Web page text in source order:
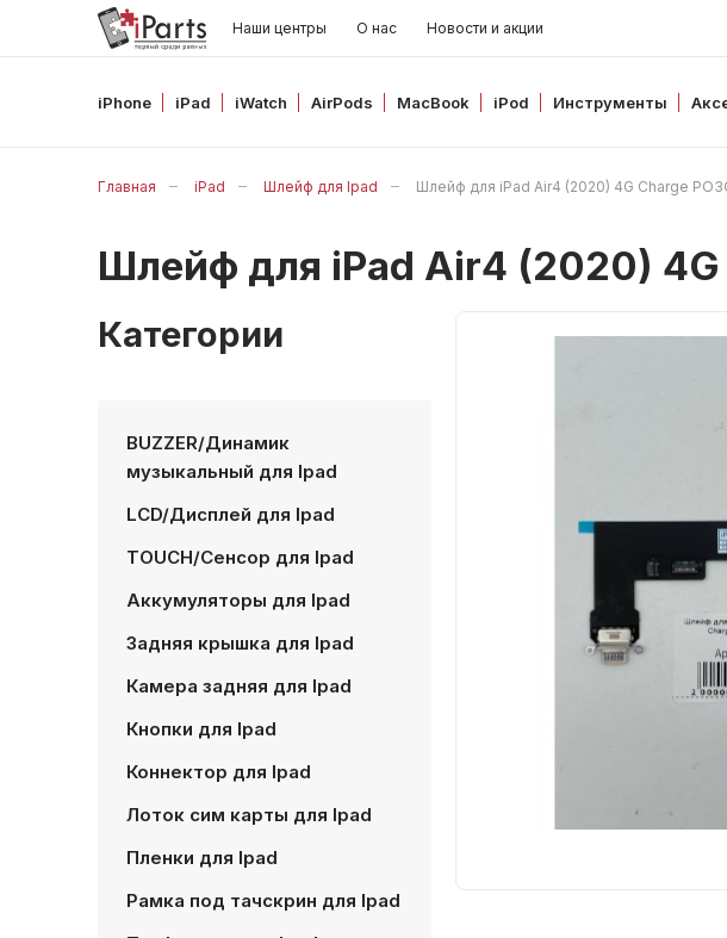
Наши центры О нас Новости и акции
iPhone iPad iWatch AirPods MacBook iPod Инструменты
Главная iPad Шлейф для Ipad Шлейф для iPad Air4 (2020) 4G Charge
Шлейф для iPad Air4 (2020)
Категории
BUZZER/Динамик
музыкальный для Ipad
LCD/Дисплей для Ipad
TOUCH/Сенсор для Ipad
Аккумуляторы для Ipad
Задняя крышка для Ipad
Камера задняя для Ipad
Кнопки для Ipad
Коннектор для Ipad
Лоток сим карты для Ipad
Пленки для Ipad
Рамка под тачскрин для Ipad